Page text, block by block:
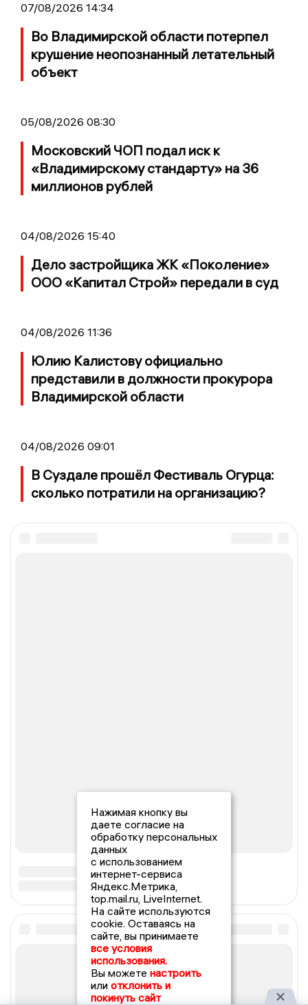
07/08/2026 14:34
Во Владимирской области потерпел
крушение неопознанный летательный
объект
05/08/2026 08:30
Московский ЧОП подал иск к
«Владимирскому стандарту» на 36
миллионов рублей
04/08/2026 15:40
Дело застройщика ЖК «Поколение»
ООО «Капитал Строй» передали в суд
04/08/2026 11:36
Юлию Калистову официально
представили в должности прокурора
Владимирской области
04/08/2026 09:01
В Суздале прошёл Фестиваль Огурца:
сколько потратили на организацию?
Нажимая кнопку вы
даете согласие на
обработку персональных
данных
с использованием
интернет-сервиса
Яндекс.Метрика,
top.mail.ru, LiveInternet.
На сайте используются
cookie. Оставаясь на
сайте, вы принимаете
все условия
использования.
Вы можете настроить
или отклонить и
покинуть сайт